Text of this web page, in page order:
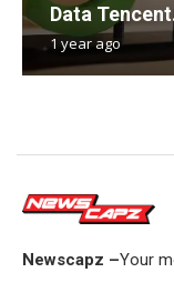
Data
1 year ago
Newscapz –Your